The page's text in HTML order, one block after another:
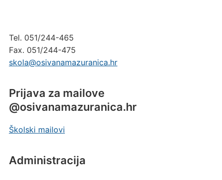
Tel. 051/244-465
Fax. 051/244-475
skola@osivanamazuranica.hr
Prijava za mailove
@osivanamazuranica.hr
Školski mailovi
Administracija